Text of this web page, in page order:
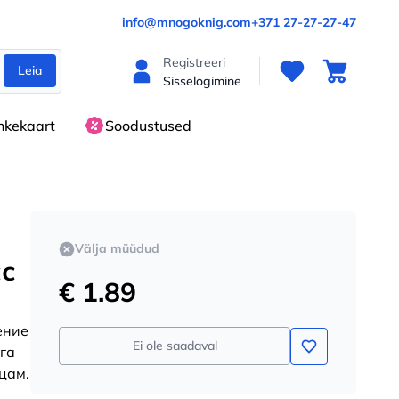
info@mnogoknig.com+371 27-27-27-47
Leia
Registreeri
Sisselogimine
Soodustused
Välja müüdud
€ 1.89
Ei ole saadaval